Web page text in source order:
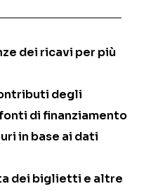
dei ricavi per più
degli
di finanziamento
in base ai dati
dei biglietti e altre